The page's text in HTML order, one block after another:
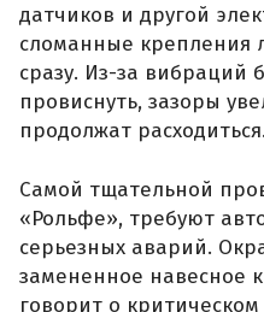
датчиков и другой
сломанные крепления
сразу. Из-за вибраций
провиснуть, зазоры
продолжат расходиться.
Самой тщательной
«Рольфе», требуют
серьезных аварий.
замененное навесное
говорит о